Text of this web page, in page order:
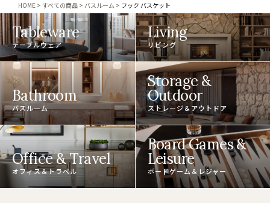
HOME
すべての商品 バスルーム フック バスケット
Tableware
テーブルウェア
Living
リビング
Bathroom
バスルーム
Storage &
Outdoor
ストレージ＆アウトドア
Office & Travel
オフィス＆トラベル
Board Games &
Leisure
ボードゲーム＆レジャー